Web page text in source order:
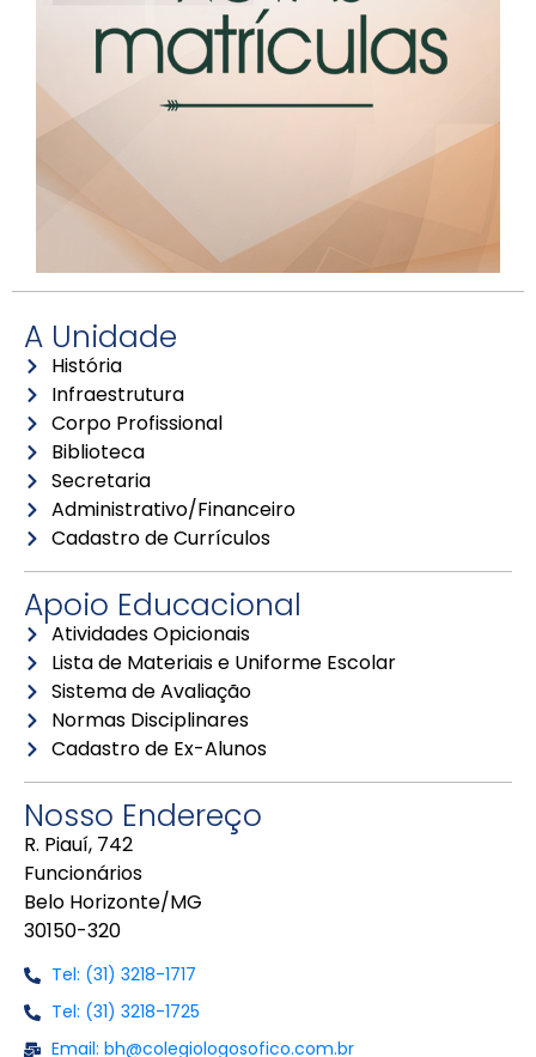
A Unidade
História
Infraestrutura
Corpo Profissional
Biblioteca
Secretaria
Administrativo/Financeiro
Cadastro de Currículos
Apoio Educacional
Atividades Opicionais
Lista de Materiais e Uniforme Escolar
Sistema de Avaliação
Normas Disciplinares
Cadastro de Ex-Alunos
Nosso Endereço
R. Piauí, 742
Funcionários
Belo Horizonte/MG
30150-320
Tel: (31) 3218-1717
Tel: (31) 3218-1725
Email: bh@colegiologosofico.com.br